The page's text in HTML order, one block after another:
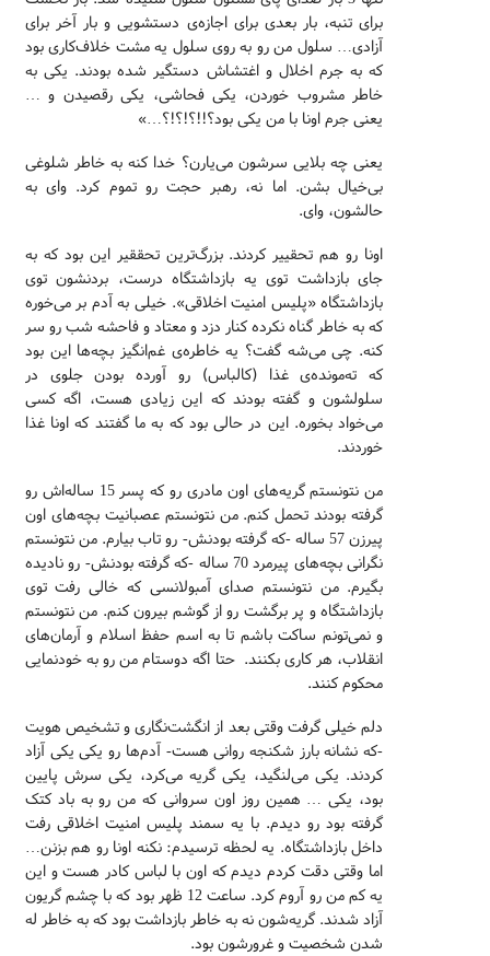
برای تنبه، بار بعدی برای اجازه‌ی دستشویی و بار آخر برای
آزادی… سلول من رو به روی سلول یه مشت خلاف‌کاری بود
که به جرم اخلال و اغتشاش دستگیر شده بودند. یکی به
خاطر مشروب خوردن، یکی فحاشی، یکی رقصیدن و …
یعنی جرم اونا با من یکی بود؟!!؟!؟!؟…»
یعنی چه بلایی سرشون می‌یارن؟ خدا کنه به خاطر شلوغی
بی‌خیال بشن. اما نه، رهبر حجت رو تموم کرد. وای به
حالشون، وای.
اونا رو هم تحقییر کردند. بزرگ‌ترین تحققیر این بود که به
جای بازداشت توی یه بازداشتگاه درست، بردنشون توی
بازداشتگاه «پلیس امنیت اخلاقی». خیلی به آدم بر می‌خوره
که به خاطر گناه نکرده کنار دزد و معتاد و فاحشه شب رو سر
کنه. چی می‌شه گفت؟ یه خاطره‌ی غم‌انگیز بچه‌ها این بود
که ته‌مونده‌ی غذا (کالباس) رو آورده بودن جلوی در
سلولشون و گفته بودند که این زیادی هست، اگه کسی
می‌خواد بخوره. این در حالی بود که به ما گفتند که اونا غذا
خوردند.
من نتونستم گریه‌های اون مادری رو که پسر 15 ساله‌اش رو
گرفته بودند تحمل کنم. من نتونستم عصبانیت بچه‌های اون
پیرزن 57 ساله -که گرفته بودنش- رو تاب بیارم. من نتونستم
نگرانی بچه‌های پیرمرد 70 ساله -که گرفته بودنش- رو نادیده
بگیرم. من نتونستم صدای آمبولانسی که خالی رفت توی
بازداشتگاه و پر برگشت رو از گوشم بیرون کنم. من نتونستم
و نمی‌تونم ساکت باشم تا به اسم حفظ اسلام و آرمان‌های
انقلاب، هر کاری بکنند. حتا اگه دوستام من رو به خودنمایی
محکوم کنند.
دلم خیلی گرفت وقتی بعد از انگشت‌نگاری و تشخیص هویت
-که نشانه بارز شکنجه روانی هست- آدم‌ها رو یکی یکی آزاد
کردند. یکی می‌لنگید، یکی گریه می‌کرد، یکی سرش پایین
بود، یکی … همین روز اون سروانی که من رو به باد کتک
گرفته بود رو دیدم. با یه سمند پلیس امنیت اخلاقی رفت
داخل بازداشتگاه. یه لحظه ترسیدم: نکنه اونا رو هم بزنن…
اما وقتی دقت کردم دیدم که اون با لباس کادر هست و این
یه کم من رو آروم کرد. ساعت 12 ظهر بود که با چشم گریون
آزاد شدند. گریه‌شون نه به خاطر بازداشت بود که به خاطر له
شدن شخصیت و غرورشون بود.